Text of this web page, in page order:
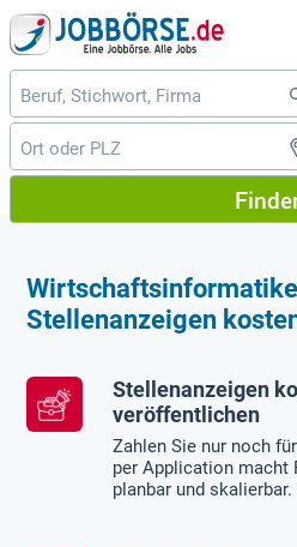
Stellenanzeigen
Stellenanzeigen
veröffentlichen
Zahlen Sie nur noch
per Application macht
planbar und skalierbar.